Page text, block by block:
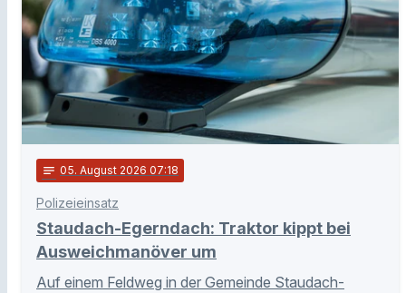
notes 05. August 2026 07:18
Polizeieinsatz
Staudach-Egerndach: Traktor kippt bei
Ausweichmanöver um
Auf einem Feldweg in der Gemeinde Staudach-